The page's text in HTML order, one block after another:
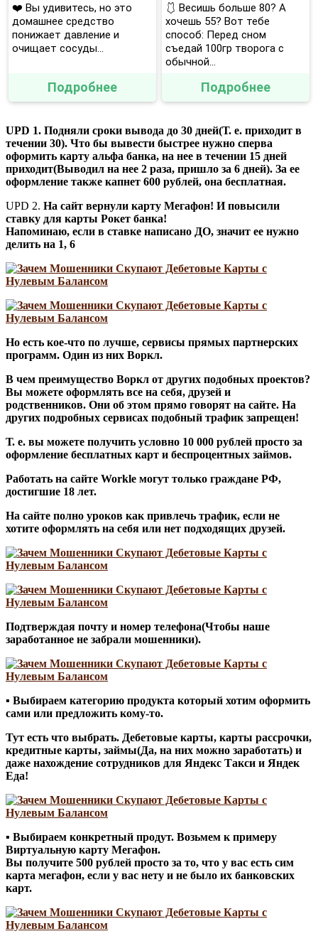
❤️ Вы удивитесь, но это
домашнее средство
понижает давление и
очищает сосуды...
Подробнее
🩱 Весишь больше 80? А
хочешь 55? Вот тебе
способ: Перед сном
съедай 100гр творога с
обычной...
Подробнее
UPD 1. Подняли сроки вывода до 30 дней(Т. е. приходит в
течении 30). Что бы вывести быстрее нужно сперва
оформить карту альфа банка, на нее в течении 15 дней
приходит(Выводил на нее 2 раза, пришло за 6 дней). За ее
оформление также капнет 600 рублей, она бесплатная.
UPD 2. На сайт вернули карту Мегафон! И повысили
ставку для карты Рокет банка!
Напоминаю, если в ставке написано ДО, значит ее нужно
делить на 1, 6
Но есть кое-что по лучше, сервисы прямых партнерских
программ. Один из них Воркл.
В чем преимущество Воркл от других подобных проектов?
Вы можете оформлять все на себя, друзей и
родственников. Они об этом прямо говорят на сайте. На
других подробных сервисах подобный трафик запрещен!
Т. е. вы можете получить условно 10 000 рублей просто за
оформление бесплатных карт и беспроцентных займов.
Работать на сайте Workle могут только граждане РФ,
достигшие 18 лет.
На сайте полно уроков как привлечь трафик, если не
хотите оформлять на себя или нет подходящих друзей.
Подтверждая почту и номер телефона(Чтобы наше
заработанное не забрали мошенники).
▪ Выбираем категорию продукта который хотим оформить
сами или предложить кому-то.
Тут есть что выбрать. Дебетовые карты, карты рассрочки,
кредитные карты, займы(Да, на них можно заработать) и
даже нахождение сотрудников для Яндекс Такси и Яндек
Еда!
▪ Выбираем конкретный продут. Возьмем к примеру
Виртуальную карту Мегафон.
Вы получите 500 рублей просто за то, что у вас есть сим
карта мегафон, если у вас нету и не было их банковских
карт.